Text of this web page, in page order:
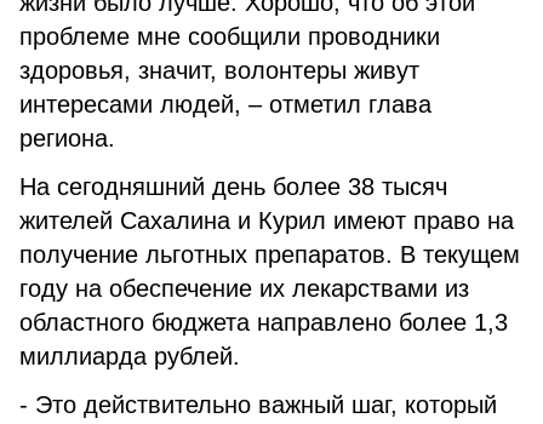
проблеме мне сообщили проводники
здоровья, значит, волонтеры живут
интересами людей, – отметил глава
региона.
На сегодняшний день более 38 тысяч
жителей Сахалина и Курил имеют право на
получение льготных препаратов. В текущем
году на обеспечение их лекарствами из
областного бюджета направлено более 1,3
миллиарда рублей.
- Это действительно важный шаг, который